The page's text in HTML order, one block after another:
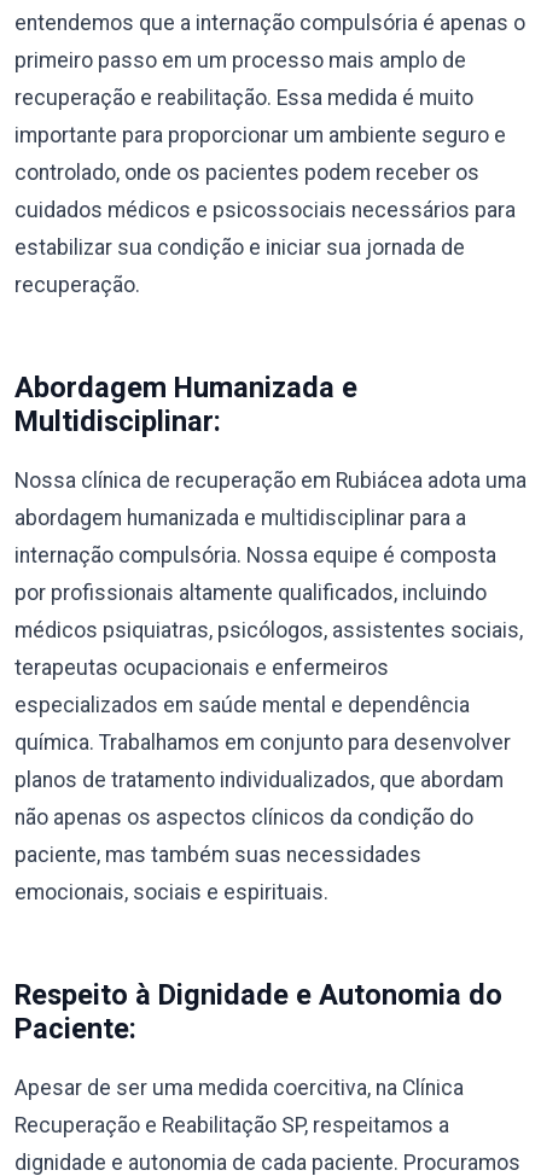
entendemos que a internação compulsória é apenas o
primeiro passo em um processo mais amplo de
recuperação e reabilitação. Essa medida é muito
importante para proporcionar um ambiente seguro e
controlado, onde os pacientes podem receber os
cuidados médicos e psicossociais necessários para
estabilizar sua condição e iniciar sua jornada de
recuperação.
Abordagem Humanizada e
Multidisciplinar:
Nossa clínica de recuperação em Rubiácea adota uma
abordagem humanizada e multidisciplinar para a
internação compulsória. Nossa equipe é composta
por profissionais altamente qualificados, incluindo
médicos psiquiatras, psicólogos, assistentes sociais,
terapeutas ocupacionais e enfermeiros
especializados em saúde mental e dependência
química. Trabalhamos em conjunto para desenvolver
planos de tratamento individualizados, que abordam
não apenas os aspectos clínicos da condição do
paciente, mas também suas necessidades
emocionais, sociais e espirituais.
Respeito à Dignidade e Autonomia do
Paciente:
Apesar de ser uma medida coercitiva, na Clínica
Recuperação e Reabilitação SP, respeitamos a
dignidade e autonomia de cada paciente. Procuramos